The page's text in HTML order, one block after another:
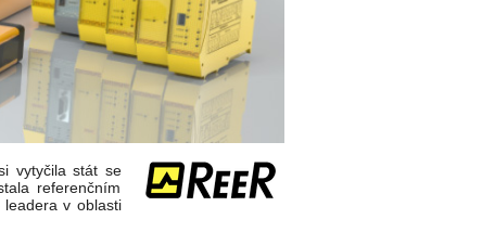
vytyčila stát se
referenčním
leadera v oblasti